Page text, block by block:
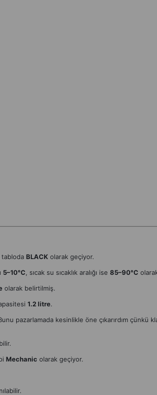
BLACKolarak geçiyor.
5–10°C , sıcak su sıcaklık aralığı ise 85–90°C
olarak belirtilmiş.
1.2 litre.
pazarlamada kesinlikle öne çıkarırdım çünkü
Mechanic olarak geçiyor.